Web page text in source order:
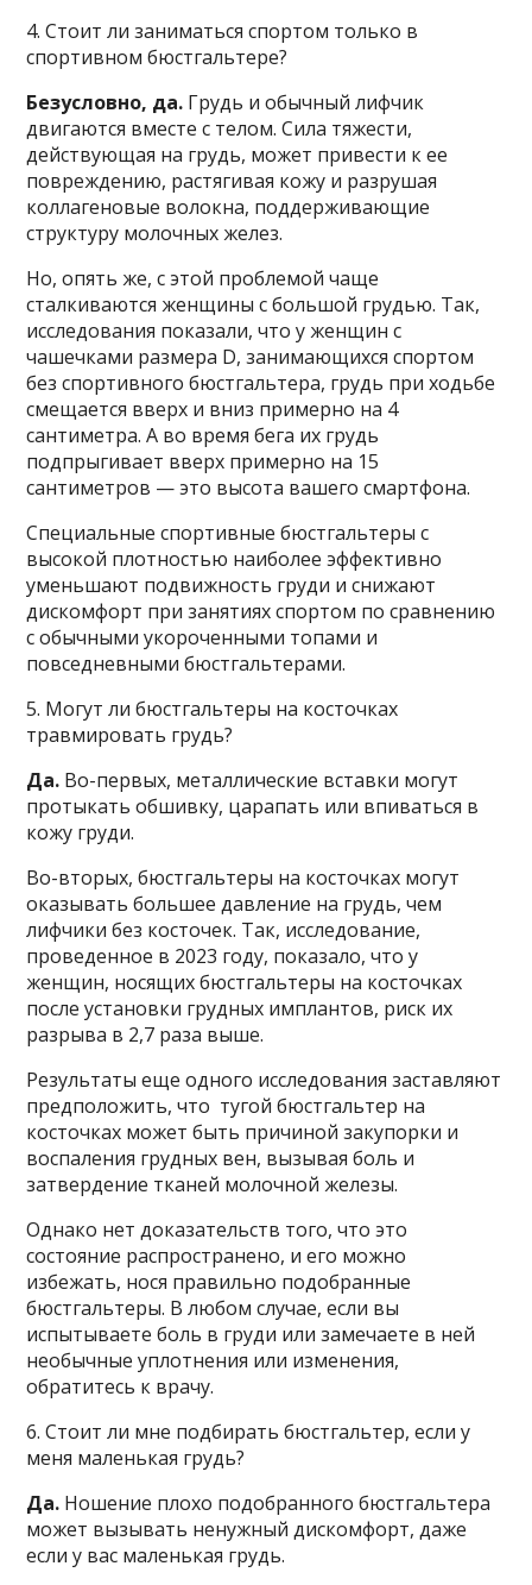
4. Стоит ли заниматься спортом только в
спортивном бюстгальтере?
Безусловно, да. Грудь и обычный лифчик
двигаются вместе с телом. Сила тяжести,
действующая на грудь, может привести к ее
повреждению, растягивая кожу и разрушая
коллагеновые волокна, поддерживающие
структуру молочных желез.
Но, опять же, с этой проблемой чаще
сталкиваются женщины с большой грудью. Так,
исследования показали, что у женщин с
чашечками размера D, занимающихся спортом
без спортивного бюстгальтера, грудь при ходьбе
смещается вверх и вниз примерно на 4
сантиметра. А во время бега их грудь
подпрыгивает вверх примерно на 15
сантиметров — это высота вашего смартфона.
Специальные спортивные бюстгальтеры с
высокой плотностью наиболее эффективно
уменьшают подвижность груди и снижают
дискомфорт при занятиях спортом по сравнению
с обычными укороченными топами и
повседневными бюстгальтерами.
5. Могут ли бюстгальтеры на косточках
травмировать грудь?
Да. Во-первых, металлические вставки могут
протыкать обшивку, царапать или впиваться в
кожу груди.
Во-вторых, бюстгальтеры на косточках могут
оказывать большее давление на грудь, чем
лифчики без косточек. Так, исследование,
проведенное в 2023 году, показало, что у
женщин, носящих бюстгальтеры на косточках
после установки грудных имплантов, риск их
разрыва в 2,7 раза выше.
Результаты еще одного исследования заставляют
предположить, что тугой бюстгальтер на
косточках может быть причиной закупорки и
воспаления грудных вен, вызывая боль и
затвердение тканей молочной железы.
Однако нет доказательств того, что это
состояние распространено, и его можно
избежать, нося правильно подобранные
бюстгальтеры. В любом случае, если вы
испытываете боль в груди или замечаете в ней
необычные уплотнения или изменения,
обратитесь к врачу.
6. Стоит ли мне подбирать бюстгальтер, если у
меня маленькая грудь?
Да. Ношение плохо подобранного бюстгальтера
может вызывать ненужный дискомфорт, даже
если у вас маленькая грудь.